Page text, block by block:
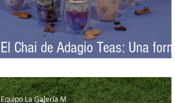
El Chai de Adagio Teas: Una forma
Equipo La Galería M